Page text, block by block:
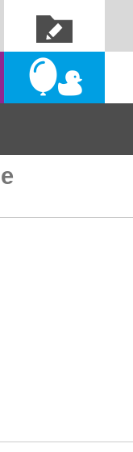
Créer un
compte
Kermesses
et fêtes